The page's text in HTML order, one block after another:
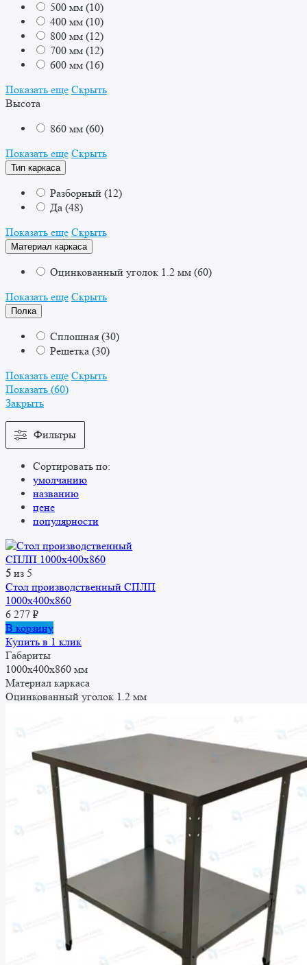
500 мм (10)
400 мм (10)
800 мм (12)
700 мм (12)
600 мм (16)
Показать еще Скрыть
Высота
860 мм (60)
Показать еще Скрыть
Тип каркаса
Разборный (12)
Да (48)
Показать еще Скрыть
Материал каркаса
Оцинкованный уголок 1.2 мм (60)
Показать еще Скрыть
Полка
Сплошная (30)
Решетка (30)
Показать еще Скрыть
Показать (60)
Закрыть
Фильтры
Сортировать по:
умолчанию
названию
цене
популярности
5 из 5
Стол производственный СПЛП
1000х400х860
6 277 ₽
В корзину
Купить в 1 клик
Габариты
1000x400x860 мм
Материал каркаса
Оцинкованный уголок 1.2 мм